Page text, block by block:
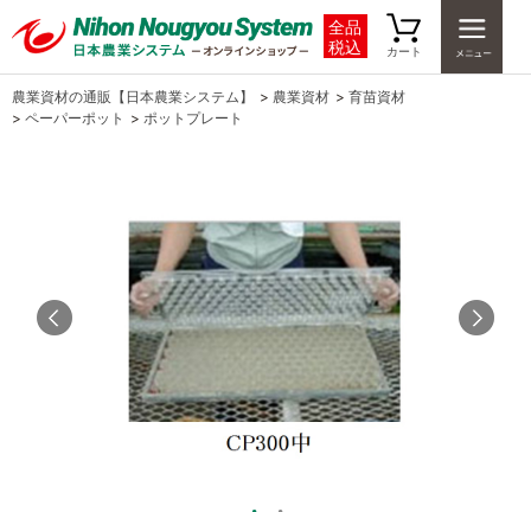
全品
税込
カート
農業資材の通販【日本農業システム】 > 農業資材 > 育苗資材
> ペーパーポット > ポットプレート